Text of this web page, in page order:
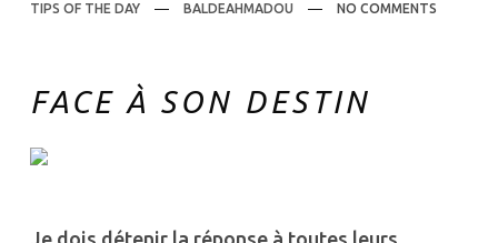
TIPS OF THE DAY
BALDEAHMADOU NO COMMENTS
FACE À SON DESTIN